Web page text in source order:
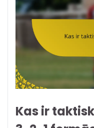
Kas ir